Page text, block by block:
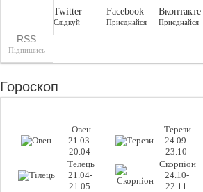
RSS
Підпишись
Twitter
Слідкуй
Facebook
Приєднайся
Вконтакте
Приєднайся
Гороскоп
Овен
21.03-
20.04
Терези
24.09-
23.10
Телець
21.04-
21.05
Скорпіон
24.10-
22.11